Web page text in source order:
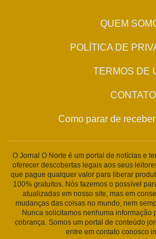
QUEM
POLÍTICA DE
TERMOS DE
CONTATO
Como parar de
O Jornal O Norte é um portal de notícias e
oferecer descobertas legais aos seus
que pague qualquer valor para liberar
100% gratuitos. Nós fazemos o possível
atualizadas em nosso site, mas em
mudanças das coisas no mundo, nem
Nunca solicitamos nenhuma informação
cobrança. Somos um portal de conteúdo
entre em contato conosco